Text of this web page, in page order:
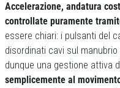
Accelerazione, andatura
controllate puramente
essere chiari: i pulsanti del
disordinati cavi sul
dunque una gestione attiva
semplicemente al